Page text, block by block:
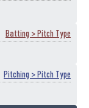
Batting > Pitch Type
Pitching > Pitch Type